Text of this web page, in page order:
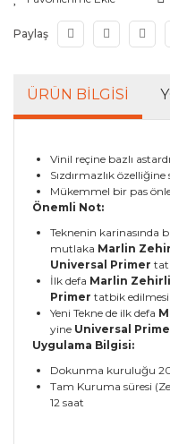
Paylaş
ÜRÜN BILGISI
Vinil reçine bazlı
Sızdırmazlık
Mükemmel bir pas
Önemli Not:
Teknenin karinasında
mutlaka Marlin
Universal Primer
İlk defa Marlin Zehirli
Primer tatbik edilmesi
Yeni Tekne de ilk defa
yine Universal
Uygulama Bilgisi:
Dokunma kuruluğu
Tam Kuruma süresi
12 saat